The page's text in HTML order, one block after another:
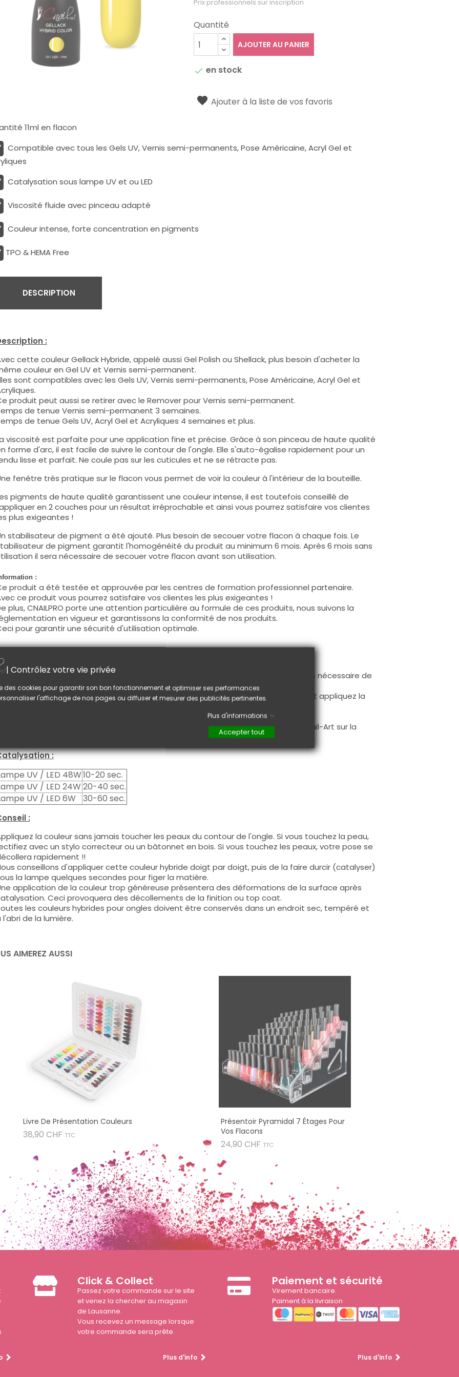
Prix professionnels sur inscription
Quantité
AJOUTER AU PANIER
 en stock
Ajouter à la liste de vos favoris
11ml en flacon
Compatible avec tous les Gels UV, Vernis semi-permanents, Pose Américaine, Acryl Gel et
Catalysation sous lampe UV et ou LED
Viscosité fluide avec pinceau adapté
Couleur intense, forte concentration en pigments
TPO & HEMA Free
DESCRIPTION
:
cette couleur Gellack Hybride, appelé aussi Gel Polish ou Shellack, plus besoin d'acheter la
couleur en Gel UV et Vernis semi-permanent.
sont compatibles avec les Gels UV, Vernis semi-permanents, Pose Américaine, Acryl Gel et
produit peut aussi se retirer avec le Remover pour Vernis semi-permanent.
de tenue Vernis semi-permanent 3 semaines.
de tenue Gels UV, Acryl Gel et Acryliques 4 semaines et plus.
viscosité est parfaite pour une application fine et précise. Grâce à son pinceau de haute qualité
forme d'arc, il est facile de suivre le contour de l'ongle. Elle s'auto-égalise rapidement pour un
lisse et parfait. Ne coule pas sur les cuticules et ne se rétracte pas.
fenêtre très pratique sur le flacon vous permet de voir la couleur à l'intérieur de la bouteille.
pigments de haute qualité garantissent une couleur intense, il est toutefois conseillé de
en 2 couches pour un résultat irréprochable et ainsi vous pourrez satisfaire vos clientes
plus exigeantes !
stabilisateur de pigment a été ajouté. Plus besoin de secouer votre flacon à chaque fois. Le
de pigment garantit l'homogénéité du produit au minimum 6 mois. Après 6 mois sans
il sera nécessaire de secouer votre flacon avant son utilisation.
:
produit a été testée et approuvée par les centres de formation professionnel partenaire.
ce produit vous pourrez satisfaire vos clientes les plus exigeantes !
plus, CNAILPRO porte une attention particulière au formule de ces produits, nous suivons la
en vigueur et garantissons la conformité de nos produits.
pour garantir une sécurité d'utilisation optimale.
:
couleur s'applique avec son pinceau, de manière fine, sur la base (il n'est pas nécessaire de
la couche de cohésion) ou sur la construction après limage.
produit s'applique en deux couches, fermez le bord libre à la première couche et appliquez la
produits s'utilisent autant en couleur pleine qu'en French.
pouvez dégraisser la couche de cohésion si vous désirez faire une création Nail-Art sur la
:
UV / LED 48W10-20 sec.
UV / LED 24W 20-40 sec.
UV / LED 6W
30-60 sec.
:
la couleur sans jamais toucher les peaux du contour de l'ongle. Si vous touchez la peau,
avec un stylo correcteur ou un bâtonnet en bois. Si vous touchez les peaux, votre pose se
rapidement !!
conseillons d'appliquer cette couleur hybride doigt par doigt, puis de la faire durcir (catalyser)
la lampe quelques secondes pour figer la matière.
application de la couleur trop généreuse présentera des déformations de la surface après
Ceci provoquera des décollements de la finition ou top coat.
les couleurs hybrides pour ongles doivent être conservés dans un endroit sec, tempéré et
l'abri de la lumière.
AIMEREZ AUSSI
Livre De Présentation Couleurs
38,90 CHF Prix
TTC
Présentoir Pyramidal 7 Étages Pour
Vos Flacons
24,90 CHF Prix
TTC
Click & Collect
Passez votre commande sur le site
et venez la chercher au magasin
de Lausanne.
Vous recevez un message lorsque
votre commande sera prête.
Plus d'info
Paiement et sécurité
Virement bancaire.
Paiment à la livraison
Plus d'info
| Contrôlez votre vie privée
des cookies pour garantir son bon fonctionnement et optimiser ses performances
l'affichage de nos pages ou diffuser et mesurer des publicités pertinentes.
Plus d'informations
Accepter tout